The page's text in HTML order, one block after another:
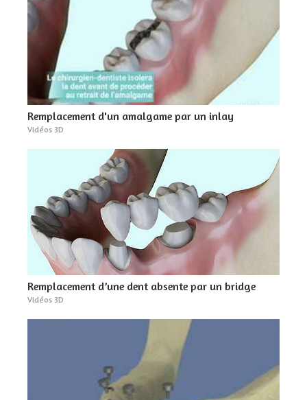
Remplacement d'un amalgame par un inlay
Vidéos 3D
Remplacement d’une dent absente par un bridge
Vidéos 3D